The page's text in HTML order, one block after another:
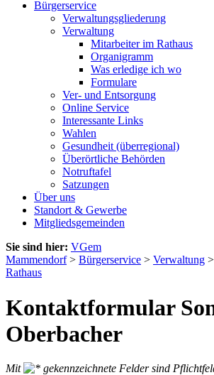
Bürgerservice
Verwaltungsgliederung
Verwaltung
Mitarbeiter im Rathaus
Organigramm
Was erledige ich wo
Formulare
Ver- und Entsorgung
Online Service
Interessante Links
Wahlen
Gesundheit (überregional)
Überörtliche Behörden
Notruftafel
Satzungen
Über uns
Standort & Gewerbe
Mitgliedsgemeinden
Sie sind hier: VGem
Mammendorf> Bürgerservice > Verwaltung >
Rathaus
Kontaktformular
Oberbacher
Mit
gekennzeichnete Felder sind